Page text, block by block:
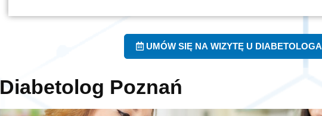
UMÓW SIĘ NA WIZYTĘ U DIABETOLOGA
Diabetolog Poznań